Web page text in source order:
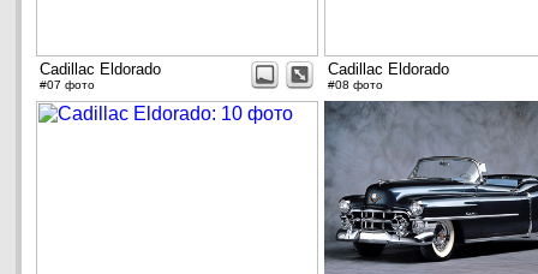
Cadillac Eldorado
#07 фото
Cadillac Eldorado
#08 фото